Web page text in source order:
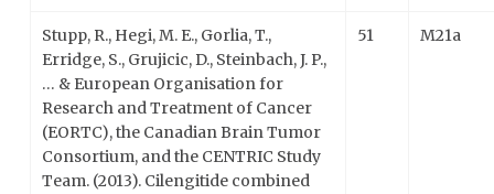
Stupp, R., Hegi, M. E., Gorlia, T.,
Erridge, S., Grujicic, D., Steinbach, J. P.,
… & European Organisation for
Research and Treatment of Cancer
(EORTC), the Canadian Brain Tumor
Consortium, and the CENTRIC Study
Team. (2013). Cilengitide combined
51 M21a